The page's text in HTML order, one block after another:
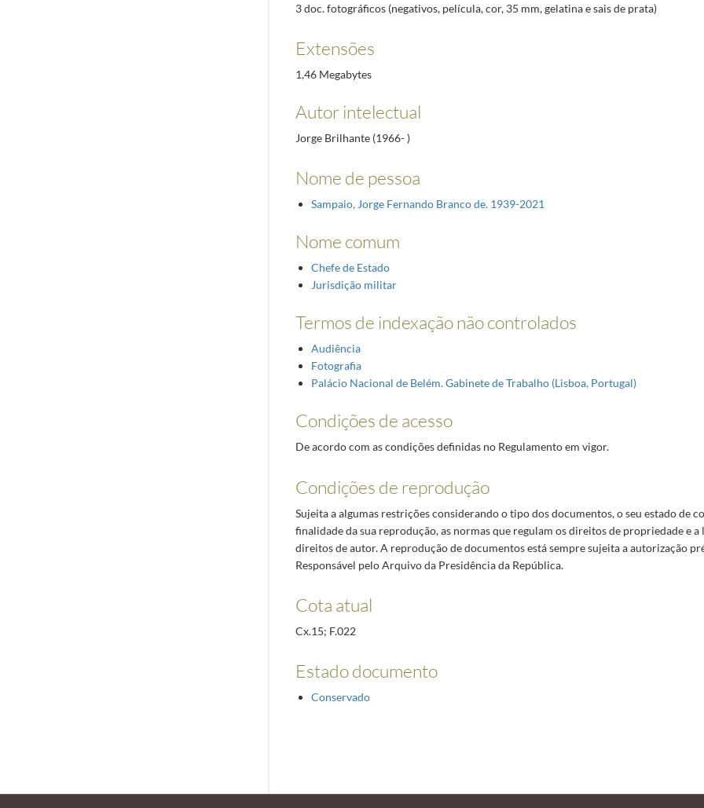
3 doc. fotográficos (negativos, película, cor, 35 mm, gelatina e sais de prata)
Extensões
1,46 Megabytes
Autor intelectual
Jorge Brilhante (1966- )
Nome de pessoa
Sampaio, Jorge Fernando Branco de. 1939-2021
Nome comum
Chefe de Estado
Jurisdição militar
Termos de indexação não controlados
Audiência
Fotografia
Palácio Nacional de Belém. Gabinete de Trabalho (Lisboa, Portugal)
Condições de acesso
De acordo com as condições definidas no Regulamento em vigor.
Condições de reprodução
Sujeita a algumas restrições considerando o tipo dos documentos, o seu estado de
finalidade da sua reprodução, as normas que regulam os direitos de propriedade e a
direitos de autor. A reprodução de documentos está sempre sujeita a autorização
Responsável pelo Arquivo da Presidência da República.
Cota atual
Cx.15; F.022
Estado documento
Conservado